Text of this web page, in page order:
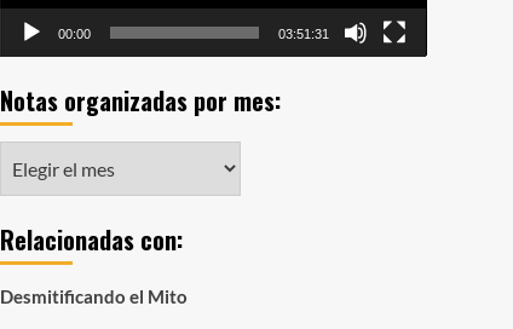
00:00 03:51:31
Notas organizadas por mes:
organizadas
mes:
Relacionadas con:
Desmitificando el Mito